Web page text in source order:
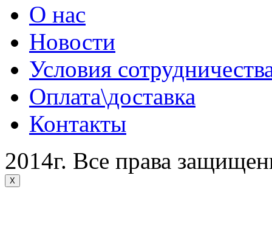
О нас
Новости
Условия
Оплата\доставка
Контакты
2014г. Все права